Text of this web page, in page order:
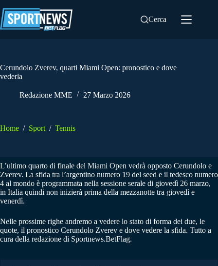
al
contenuto
Cerca
Cerundolo Zverev, quarti Miami Open: pronostico e dove
vederla
Redazione MME 27 Marzo 2026
Home / Sport / Tennis
L’ultimo quarto di finale del Miami Open vedrà opposto Cerundolo e
Zverev. La sfida tra l’argentino numero 19 del seed e il tedesco numero
4 al mondo è programmata nella sessione serale di giovedì 26 marzo,
in Italia quindi non inizierà prima della mezzanotte tra giovedì e
venerdì.
Nelle prossime righe andremo a vedere lo stato di forma dei due, le
quote, il pronostico Cerundolo Zverev e dove vedere la sfida. Tutto a
cura della redazione di Sportnews.BetFlag.